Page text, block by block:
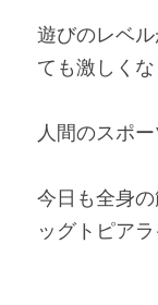
遊びのレベ
ても激しくな
人間のスポ
今日も全身
ッグトピア